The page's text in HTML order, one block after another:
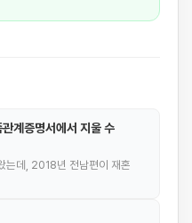
계증명서에서 지울 수
는데, 2018년 전남편이 재혼